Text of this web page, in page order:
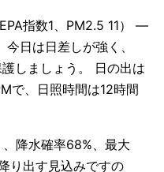
指数1、PM2.5 11） —
日は日差しが強く、
しましょう。 日の出は
で、日照時間は12時間
降水確率68%、最大
り出す見込みですの